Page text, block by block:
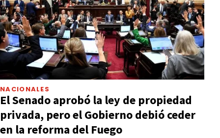
NACIONALES
El Senado aprobó la ley de propiedad
privada, pero el Gobierno debió ceder
en la reforma del Fuego